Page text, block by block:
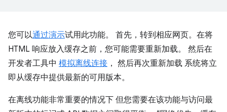
您可以通过演示试用此功能。 首先，转到相应网页。在将
HTML 响应放入缓存之前，您可能需要重新加载。 然后在
开发者工具中 模拟离线连接 ， 然后再次重新加载 系统将立
即从缓存中提供最新的可用版本。
在离线功能非常重要的情况下 但您需要在该功能与访问最